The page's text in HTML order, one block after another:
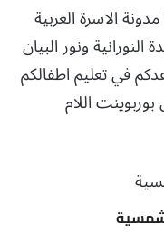
الاسرة العربية
النورانية ونور البيان
في تعليم اطفالكم
اللام